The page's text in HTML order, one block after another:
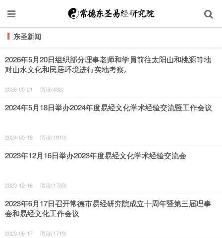
东圣新闻
2026年5月20日组织部分理事老师和学員前往太阳山和桃源等地
对山水文化和民居环境进行实地考察。
2026-05-21 阅读(432)
2024年5月18日举办2024年度易经文化学术经验交流暨工作会议
2024-05-18 阅读(1910)
2023年12月16日举办2023年度易经文化学术经验交流会
2023-12-16 阅读(1733)
2023年6月17日召开常德市易经研究院成立十周年暨第三届理事
会和易经文化工作会议
2023-06-17 阅读(1719)